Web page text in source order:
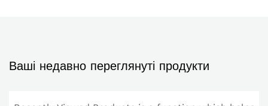
Ваші недавно переглянуті продукти